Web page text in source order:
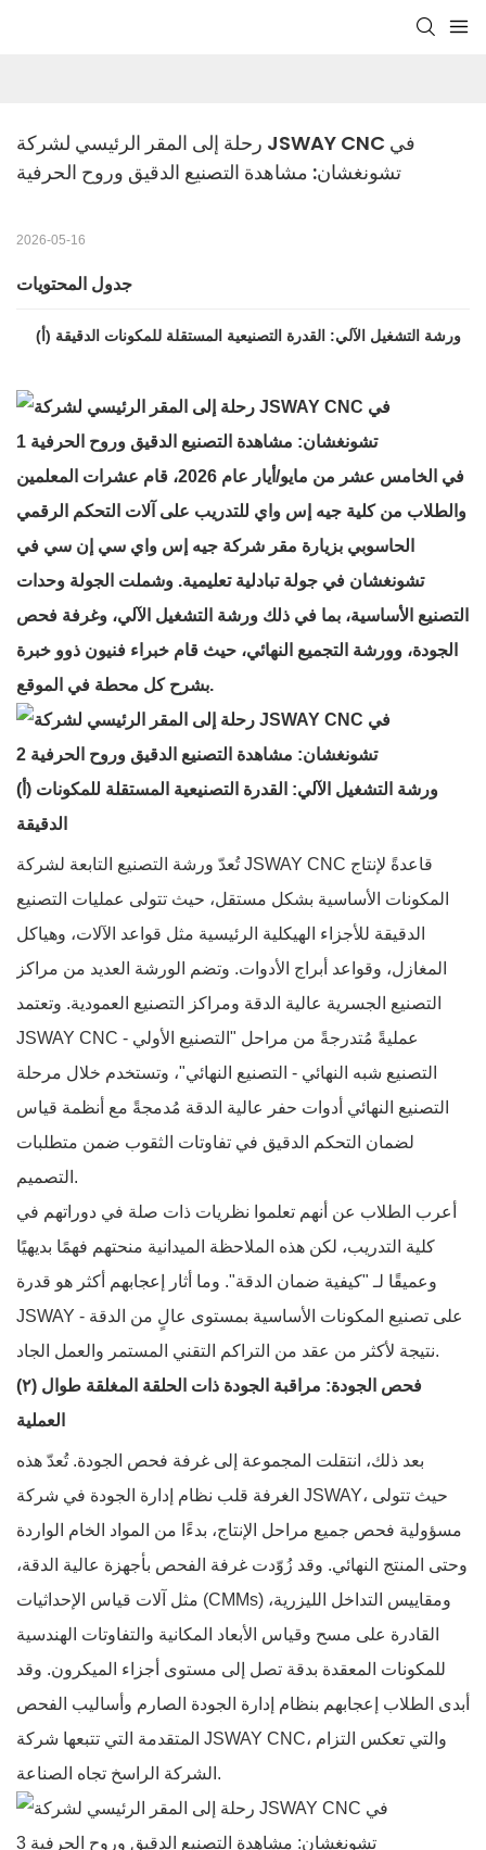
رحلة إلى المقر الرئيسي لشركة JSWAY CNC في
تشونغشان: مشاهدة التصنيع الدقيق وروح الحرفية
2026-05-16
جدول المحتويات
(أ) ورشة التشغيل الآلي: القدرة التصنيعية المستقلة للمكونات الدقيقة
في الخامس عشر من مايو/أيار عام 2026، قام عشرات المعلمين
والطلاب من كلية جيه إس واي للتدريب على آلات التحكم الرقمي
الحاسوبي بزيارة مقر شركة جيه إس واي سي إن سي في
تشونغشان في جولة تبادلية تعليمية. وشملت الجولة وحدات
التصنيع الأساسية، بما في ذلك ورشة التشغيل الآلي، وغرفة فحص
الجودة، وورشة التجميع النهائي، حيث قام خبراء فنيون ذوو خبرة
بشرح كل محطة في الموقع.
(أ) ورشة التشغيل الآلي: القدرة التصنيعية المستقلة للمكونات
الدقيقة
تُعدّ ورشة التصنيع التابعة لشركة JSWAY CNC قاعدةً لإنتاج
المكونات الأساسية بشكل مستقل، حيث تتولى عمليات التصنيع
الدقيقة للأجزاء الهيكلية الرئيسية مثل قواعد الآلات، وهياكل
المغازل، وقواعد أبراج الأدوات. وتضم الورشة العديد من مراكز
التصنيع الجسرية عالية الدقة ومراكز التصنيع العمودية. وتعتمد
JSWAY CNC عمليةً مُتدرجةً من مراحل "التصنيع الأولي -
التصنيع شبه النهائي - التصنيع النهائي"، وتستخدم خلال مرحلة
التصنيع النهائي أدوات حفر عالية الدقة مُدمجةً مع أنظمة قياس
لضمان التحكم الدقيق في تفاوتات الثقوب ضمن متطلبات
التصميم.
أعرب الطلاب عن أنهم تعلموا نظريات ذات صلة في دوراتهم في
كلية التدريب، لكن هذه الملاحظة الميدانية منحتهم فهمًا بديهيًا
وعميقًا لـ "كيفية ضمان الدقة". وما أثار إعجابهم أكثر هو قدرة
JSWAY على تصنيع المكونات الأساسية بمستوى عالٍ من الدقة -
نتيجة لأكثر من عقد من التراكم التقني المستمر والعمل الجاد.
(٢) فحص الجودة: مراقبة الجودة ذات الحلقة المغلقة طوال
العملية
بعد ذلك، انتقلت المجموعة إلى غرفة فحص الجودة. تُعدّ هذه
الغرفة قلب نظام إدارة الجودة في شركة JSWAY، حيث تتولى
مسؤولية فحص جميع مراحل الإنتاج، بدءًا من المواد الخام الواردة
وحتى المنتج النهائي. وقد زُوّدت غرفة الفحص بأجهزة عالية الدقة،
مثل آلات قياس الإحداثيات (CMMs) ومقاييس التداخل الليزرية،
القادرة على مسح وقياس الأبعاد المكانية والتفاوتات الهندسية
للمكونات المعقدة بدقة تصل إلى مستوى أجزاء الميكرون. وقد
أبدى الطلاب إعجابهم بنظام إدارة الجودة الصارم وأساليب الفحص
المتقدمة التي تتبعها شركة JSWAY CNC، والتي تعكس التزام
الشركة الراسخ تجاه الصناعة.